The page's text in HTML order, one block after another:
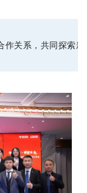
关系，共同探索